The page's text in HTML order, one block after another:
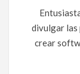
divulgar las
crear